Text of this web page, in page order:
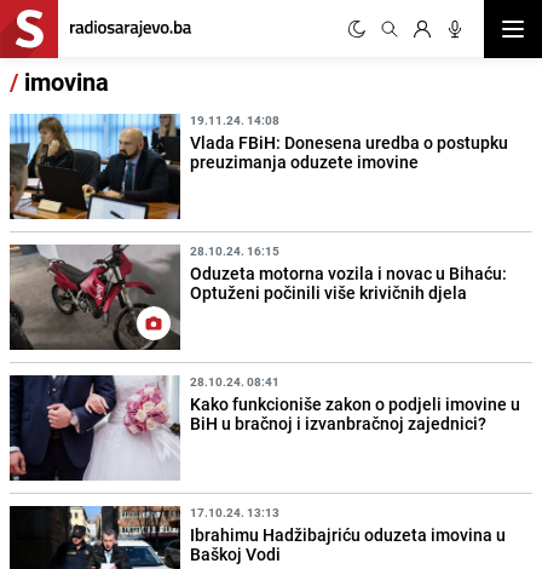
/ imovina
19.11.24. 14:08
Vlada FBiH: Donesena uredba o postupku
preuzimanja oduzete imovine
28.10.24. 16:15
Oduzeta motorna vozila i novac u Bihaću:
Optuženi počinili više krivičnih djela
28.10.24. 08:41
Kako funkcioniše zakon o podjeli imovine u
BiH u bračnoj i izvanbračnoj zajednici?
17.10.24. 13:13
Ibrahimu Hadžibajriću oduzeta imovina u
Baškoj Vodi